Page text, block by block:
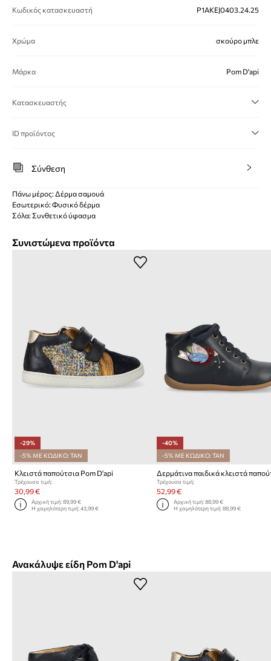
Κωδικός κατασκευαστή P1AKEJ0403.24.25
Χρώμα σκούρο μπλε
Μάρκα Pom D'api
Κατασκευαστής
ID προϊόντος
Σύνθεση
Πάνω μέρος: Δέρμα σαμουά
Εσωτερικό: Φυσικό δέρμα
Σόλα: Συνθετικό ύφασμα
Συνιστώμενα προϊόντα
-29%
-5% ΜΕ ΚΩΔΙΚΟ: TAN
Κλειστά παπούτσια Pom D'api
Τρέχουσα τιμή:
30,99 €
Αρχική τιμή:89,99 €
Η χαμηλότερη τιμή:43,99 €
-40%
-5% ΜΕ ΚΩΔΙΚΟ: TAN
Τρέχουσα τιμή:
52,99 €
Αρχική τιμή: 88,99 €
Η χαμηλότερη τιμή: 88,99 €
Ανακάλυψε είδη Pom D'api